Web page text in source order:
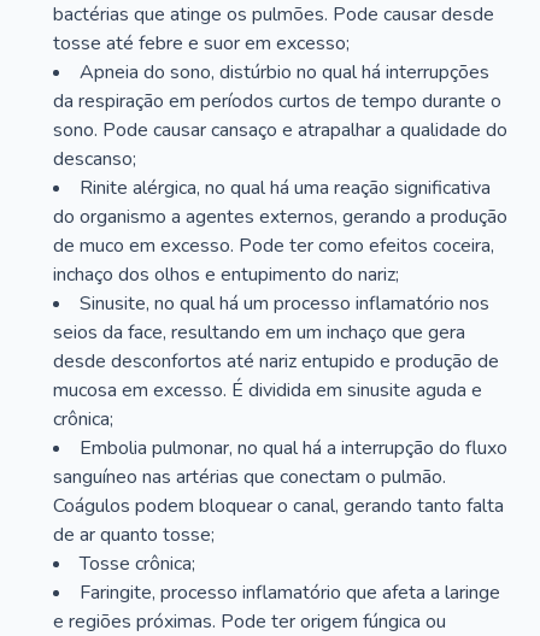
bactérias que atinge os pulmões. Pode causar desde
tosse até febre e suor em excesso;
Apneia do sono, distúrbio no qual há interrupções
da respiração em períodos curtos de tempo durante o
sono. Pode causar cansaço e atrapalhar a qualidade do
descanso;
Rinite alérgica, no qual há uma reação significativa
do organismo a agentes externos, gerando a produção
de muco em excesso. Pode ter como efeitos coceira,
inchaço dos olhos e entupimento do nariz;
Sinusite, no qual há um processo inflamatório nos
seios da face, resultando em um inchaço que gera
desde desconfortos até nariz entupido e produção de
mucosa em excesso. É dividida em sinusite aguda e
crônica;
Embolia pulmonar, no qual há a interrupção do fluxo
sanguíneo nas artérias que conectam o pulmão.
Coágulos podem bloquear o canal, gerando tanto falta
de ar quanto tosse;
Tosse crônica;
Faringite, processo inflamatório que afeta a laringe
e regiões próximas. Pode ter origem fúngica ou